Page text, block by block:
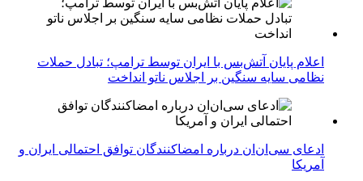
اعلام پایان آتش‌بس با ایران توسط ترامپ؛ تبادل حملات
نظامی سایه سنگین بر اجلاس ناتو انداخت
ادعای سی‌ان‌ان درباره امضاکنندگان توافق احتمالی ایران و
آمریکا